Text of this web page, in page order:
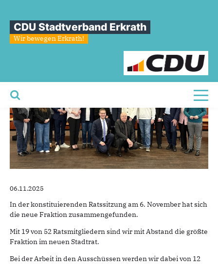
CDU Stadtverband Erkrath
Wir bewegen Erkrath!
Sie sind hier
NeueRatsfraktion
06.11.2025
In der konstituierenden Ratssitzung am 6. November hat sich
die neue Fraktion zusammengefunden.
Mit 19 von 52 Ratsmitgliedern sind wir mit Abstand die größte
Fraktion im neuen Stadtrat.
Bei der Arbeit in den Ausschüssen werden wir dabei von 12